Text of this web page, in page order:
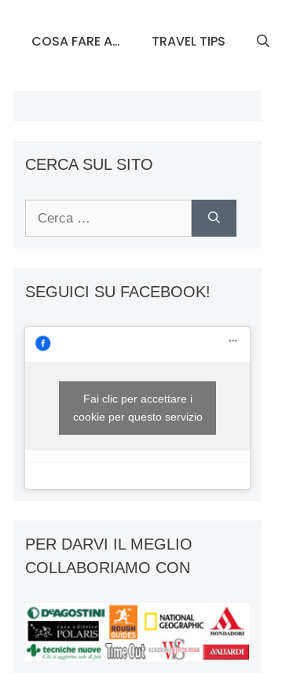
COSA FARE A… TRAVEL TIPS
CERCA SUL SITO
SEGUICI SU FACEBOOK!
Fai clic per accettare i
cookie per questo servizio
PER DARVI IL MEGLIO
COLLABORIAMO CON